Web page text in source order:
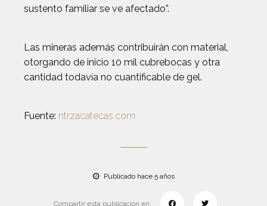
sustento familiar se ve afectado”.
Las mineras además contribuirán con material,
otorgando de inicio 10 mil cubrebocas y otra
cantidad todavía no cuantificable de gel.
Fuente: ntrzacatecas.com
Publicado hace 5 años
Compartir esta publicación en: